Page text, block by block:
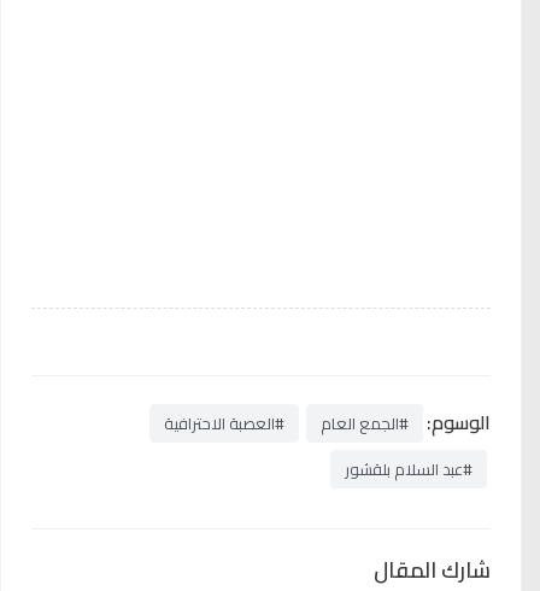
الوسوم: #الجمع العام
#العصبة الاحترافية
#عبد السلام بلقشور
شارك المقال